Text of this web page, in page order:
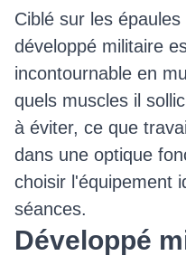
Ciblé sur les
développé militaire
incontournable en
quels muscles il
à éviter, ce que
dans une optique
choisir l'équipement
séances.
Développé